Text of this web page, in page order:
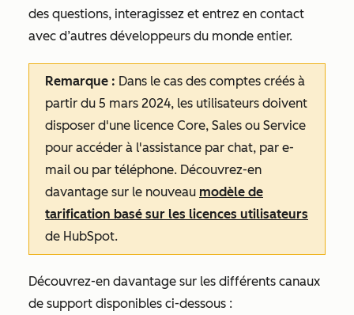
des questions, interagissez et entrez en contact
avec d’autres développeurs du monde entier.
Remarque : Dans le cas des comptes créés à
partir du 5 mars 2024, les utilisateurs doivent
disposer d'une licence Core, Sales ou Service
pour accéder à l'assistance par chat, par e-
mail ou par téléphone. Découvrez-en
davantage sur le nouveau modèle de
tarification basé sur les licences utilisateurs
de HubSpot.
Découvrez-en davantage sur les différents canaux
de support disponibles ci-dessous :